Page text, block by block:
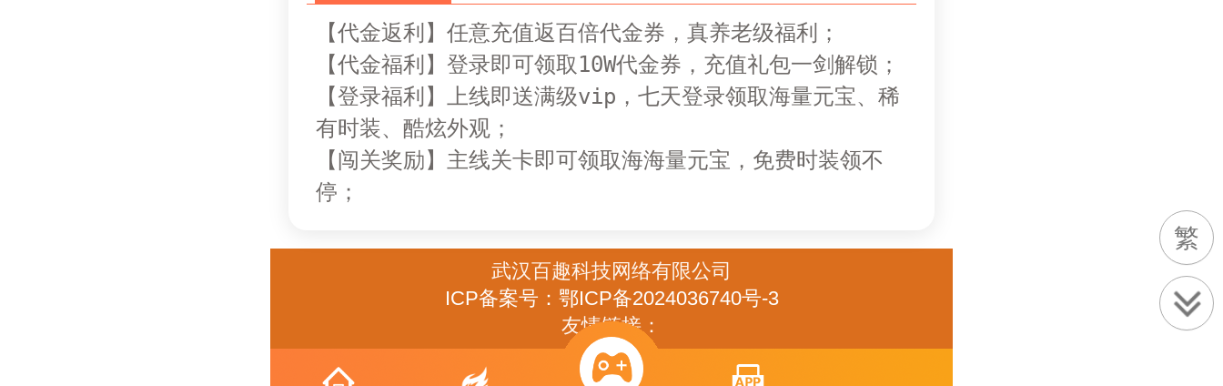
【代金返利】任意充值返百倍代金券，真养老级福利；
【代金福利】登录即可领取10W代金券，充值礼包一剑解锁；
【登录福利】上线即送满级vip，七天登录领取海量元宝、稀
有时装、酷炫外观；
【闯关奖励】主线关卡即可领取海海量元宝，免费时装领不
停；
繁
武汉百趣科技网络有限公司
ICP备案号：鄂ICP备2024036740号-3
友情链接：